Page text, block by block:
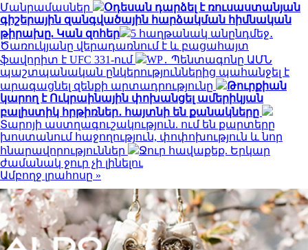
Մանրամասներ
Օդեսան դարձել է ռուսաստանյան
գիշերային զանգվածային հարձակման հիմնական
թիրախը. Կան զոհեր
5 հաղթանակ անընդմեջ․
Ծառուկյանը վերադառնում է և բացահայտ
ֆավորիտ է UFC 331-ում
WP․ Պենտագոնը ԱՄՆ
պաշտպանական ընկերություններից պահանջել է
արագացնել զենքի արտադրությունը
Թուրքիան
կարող է Ուկրաինային փոխանցել ամերիկյան
բալիստիկ հրթիռներ․ հայտնի են քանակները
Տարոյի աստղագուշակություն. ում են քարտերը
խոստանում հաջողություն, փոփոխություն և նոր
հնարավորություններ
Ջուր հավաքեք. Երկար
ժամանակ ջուր չի լինելու
Ամբողջ լրահոսը »